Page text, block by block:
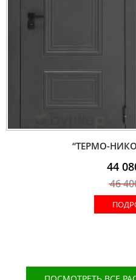
“ТЕРМО-
44
46